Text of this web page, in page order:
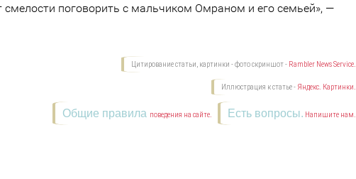
смелости поговорить с мальчиком Омраном и его семьей», —
Цитирование статьи, картинки - фото скриншот - Rambler News Service.
Иллюстрация к статье - Яндекс. Картинки.
Есть вопросы. Напишите нам.
Общие правила поведения на сайте.